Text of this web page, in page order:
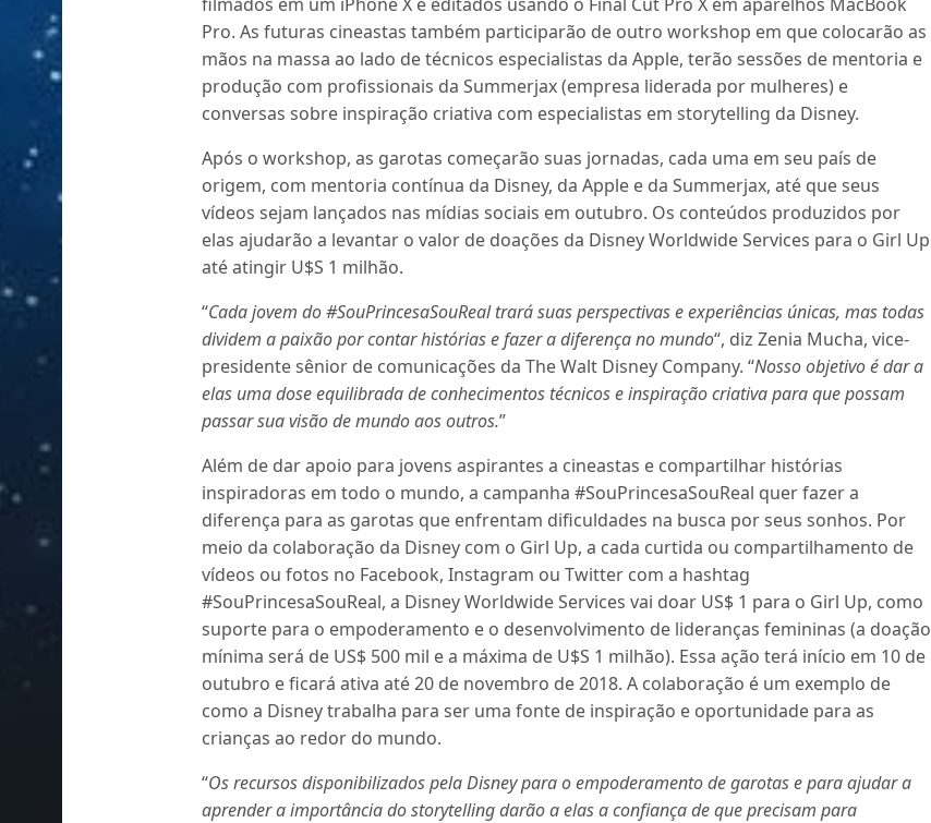
Pro. As futuras cineastas também participarão de outro workshop em que colocarão as
mãos na massa ao lado de técnicos especialistas da Apple, terão sessões de mentoria e
produção com profissionais da Summerjax (empresa liderada por mulheres) e
conversas sobre inspiração criativa com especialistas em storytelling da Disney.
Após o workshop, as garotas começarão suas jornadas, cada uma em seu país de
origem, com mentoria contínua da Disney, da Apple e da Summerjax, até que seus
vídeos sejam lançados nas mídias sociais em outubro. Os conteúdos produzidos por
elas ajudarão a levantar o valor de doações da Disney Worldwide Services para o Girl Up
até atingir U$S 1 milhão.
“Cada jovem do #SouPrincesaSouReal trará suas perspectivas e experiências únicas, mas todas
dividem a paixão por contar histórias e fazer a diferença no mundo“, diz Zenia Mucha, vice-
presidente sênior de comunicações da The Walt Disney Company. “Nosso objetivo é dar a
elas uma dose equilibrada de conhecimentos técnicos e inspiração criativa para que possam
passar sua visão de mundo aos outros.”
Além de dar apoio para jovens aspirantes a cineastas e compartilhar histórias
inspiradoras em todo o mundo, a campanha #SouPrincesaSouReal quer fazer a
diferença para as garotas que enfrentam dificuldades na busca por seus sonhos. Por
meio da colaboração da Disney com o Girl Up, a cada curtida ou compartilhamento de
vídeos ou fotos no Facebook, Instagram ou Twitter com a hashtag
#SouPrincesaSouReal, a Disney Worldwide Services vai doar US$ 1 para o Girl Up, como
suporte para o empoderamento e o desenvolvimento de lideranças femininas (a doação
mínima será de US$ 500 mil e a máxima de U$S 1 milhão). Essa ação terá início em 10 de
outubro e ficará ativa até 20 de novembro de 2018. A colaboração é um exemplo de
como a Disney trabalha para ser uma fonte de inspiração e oportunidade para as
crianças ao redor do mundo.
“Os recursos disponibilizados pela Disney para o empoderamento de garotas e para ajudar a
aprender a importância do storytelling darão a elas a confiança de que precisam para